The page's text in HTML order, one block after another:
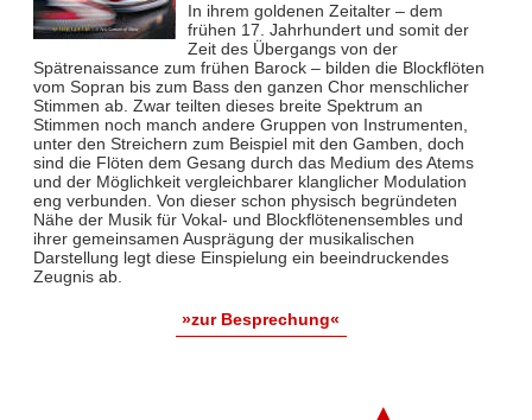
In ihrem goldenen Zeitalter – dem
frühen 17. Jahrhundert und somit der
Zeit des Übergangs von der
Spätrenaissance zum frühen Barock – bilden die Blockflöten
vom Sopran bis zum Bass den ganzen Chor menschlicher
Stimmen ab. Zwar teil­ten dieses breite Spektrum an
Stimmen noch manch andere Gruppen von Instrumenten,
unter den Streichern zum Bei­spiel mit den Gamben, doch
sind die Flöten dem Gesang durch das Medium des Atems
und der Möglichkeit vergleich­barer klanglicher Modulation
eng verbunden. Von dieser schon physisch begründeten
Nähe der Musik für Vokal- und Blockflö­tenensembles und
ihrer gemeinsamen Ausprägung der musikalischen
Darstellung legt diese Einspielung ein beeindruckendes
Zeugnis ab.
»zur Besprechung«